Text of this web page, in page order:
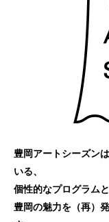
豊岡アートシーズン
いる、
個性的なプログラム
豊岡の魅力を（再）